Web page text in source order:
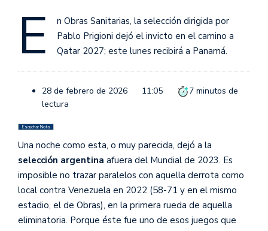
E
n Obras Sanitarias, la selección dirigida por
Pablo Prigioni dejó el invicto en el camino a
Qatar 2027; este lunes recibirá a Panamá.
28 de febrero de 2026 11:05 7 minutos de
lectura
Escuchar Nota
Una noche como esta, o muy parecida, dejó a la
selección argentina afuera del Mundial de 2023. Es
imposible no trazar paralelos con aquella derrota como
local contra Venezuela en 2022 (58-71 y en el mismo
estadio, el de Obras), en la primera rueda de aquella
eliminatoria. Porque éste fue uno de esos juegos que